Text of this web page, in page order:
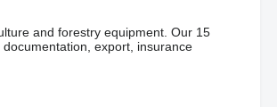
and forestry equipment. Our 15
export, insurance